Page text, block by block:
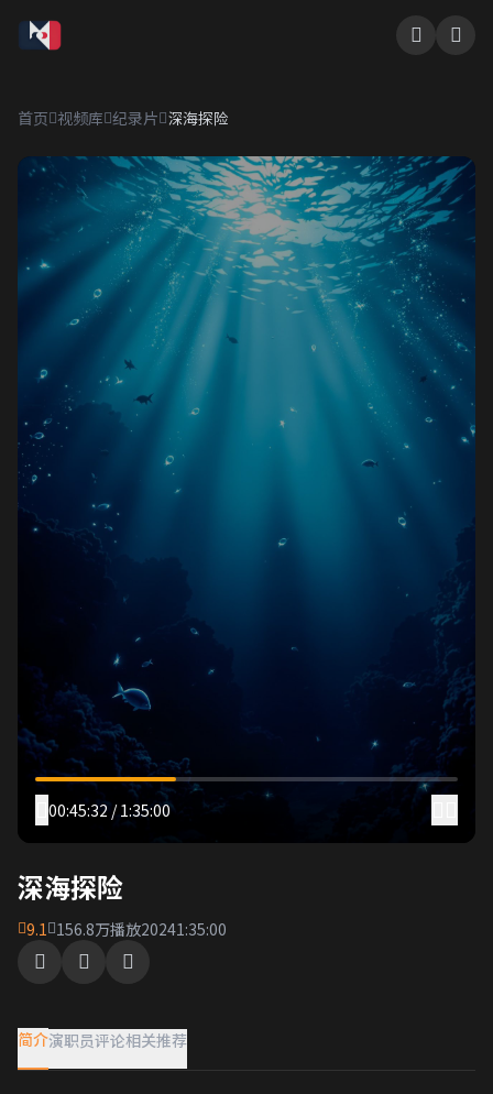
首页 视频库 纪录片 深海探险
00:45:32 / 1:35:00
深海探险
9.1 156.8万播放20241:35:00
简介演职员评论相关推荐